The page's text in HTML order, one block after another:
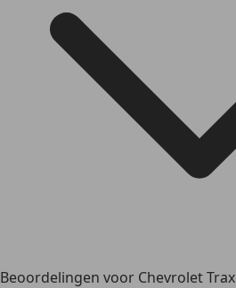
Beoordelingen voor Chevrolet Trax